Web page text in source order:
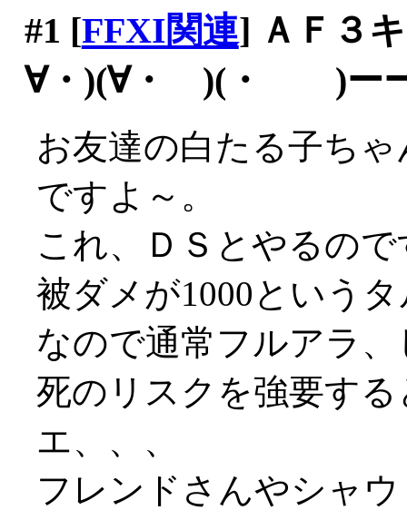
#1 [FFXI関連] ＡＦ３
∀・)(∀・ )(・ )ーー
お友達の白たる子ち
ですよ～。
これ、ＤＳとやるの
被ダメが1000という
なので通常フルアラ
死のリスクを強要す
エ、、、
フレンドさんやシャ